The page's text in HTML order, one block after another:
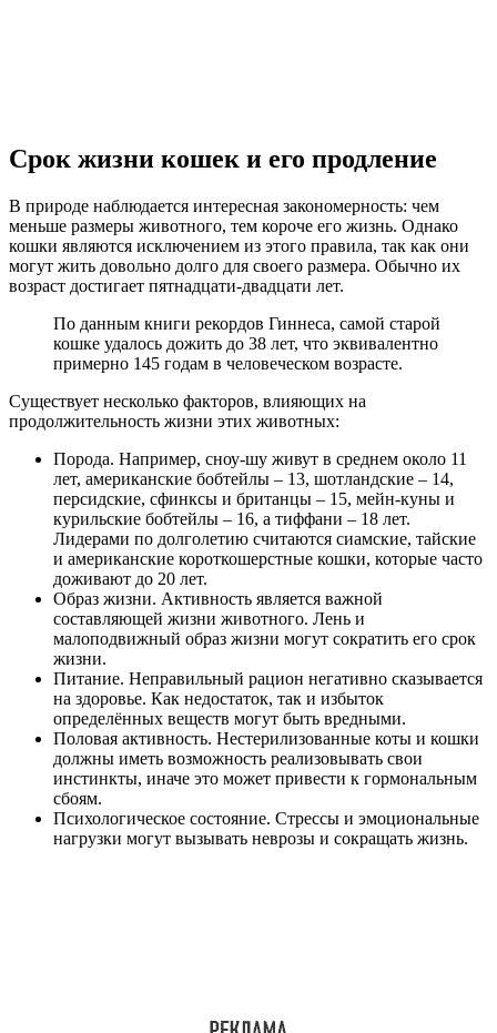
Срок жизни кошек и его продление
В природе наблюдается интересная закономерность: чем
меньше размеры животного, тем короче его жизнь. Однако
кошки являются исключением из этого правила, так как они
могут жить довольно долго для своего размера. Обычно их
возраст достигает пятнадцати-двадцати лет.
По данным книги рекордов Гиннеса, самой старой
кошке удалось дожить до 38 лет, что эквивалентно
примерно 145 годам в человеческом возрасте.
Существует несколько факторов, влияющих на
продолжительность жизни этих животных:
Порода. Например, сноу-шу живут в среднем около 11
лет, американские бобтейлы – 13, шотландские – 14,
персидские, сфинксы и британцы – 15, мейн-куны и
курильские бобтейлы – 16, а тиффани – 18 лет.
Лидерами по долголетию считаются сиамские, тайские
и американские короткошерстные кошки, которые часто
доживают до 20 лет.
Образ жизни. Активность является важной
составляющей жизни животного. Лень и
малоподвижный образ жизни могут сократить его срок
жизни.
Питание. Неправильный рацион негативно сказывается
на здоровье. Как недостаток, так и избыток
определённых веществ могут быть вредными.
Половая активность. Нестерилизованные коты и кошки
должны иметь возможность реализовывать свои
инстинкты, иначе это может привести к гормональным
сбоям.
Психологическое состояние. Стрессы и эмоциональные
нагрузки могут вызывать неврозы и сокращать жизнь.